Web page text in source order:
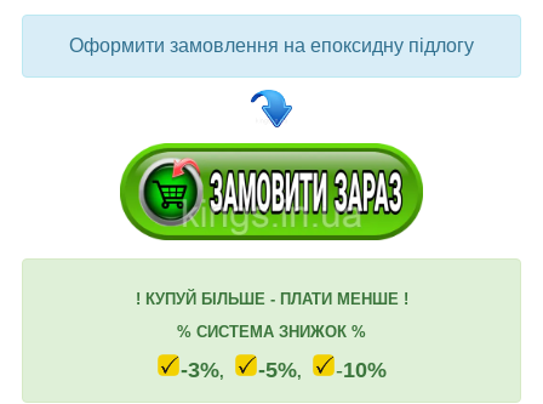
Оформити замовлення на епоксидну підлогу
! КУПУЙ БІЛЬШЕ - ПЛАТИ МЕНШЕ !
% СИСТЕМА ЗНИЖОК %
-3%, -5%, -10%